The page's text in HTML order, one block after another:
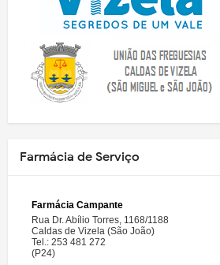
Farmácia de Serviço